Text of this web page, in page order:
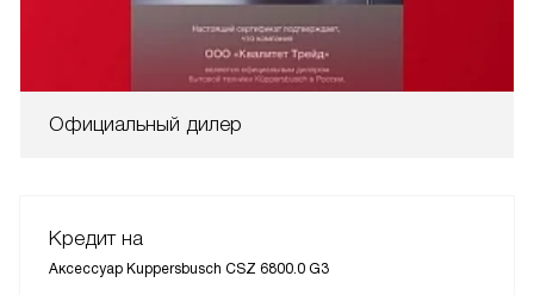
Официальный дилер
Кредит на
Аксессуар Kuppersbusch CSZ 6800.0 G3